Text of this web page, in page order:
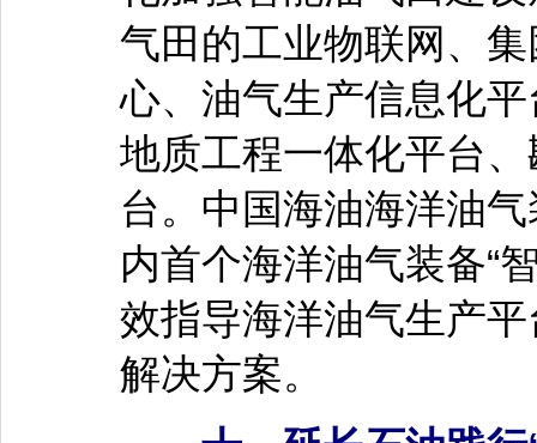
气田的工业物联网、
心、油气生产信息化
地质工程一体化平台
台。中国海油海洋油
内首个海洋油气装备“
效指导海洋油气生产
解决方案。